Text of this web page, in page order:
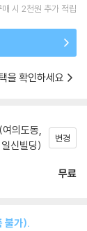
시 2천원 추가 적립
을 확인하세요
의도동,
일신빌딩)
변경
무료
불가).